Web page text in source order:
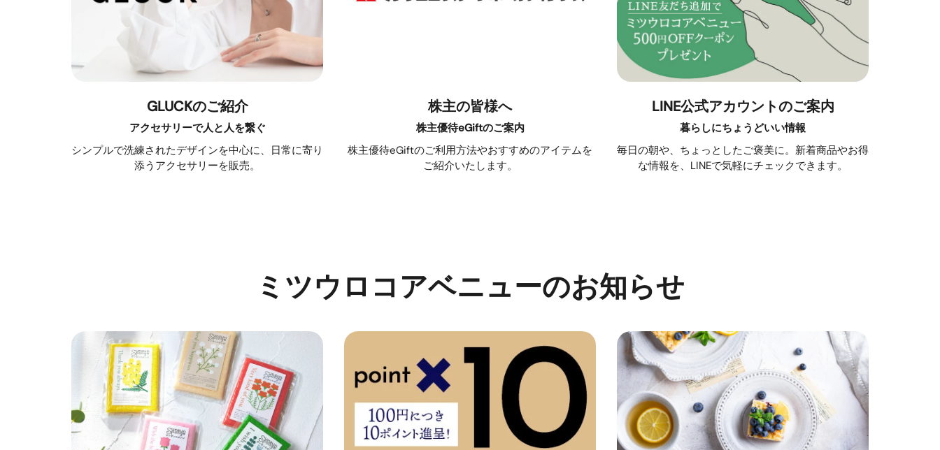
GLUCKのご紹介
アクセサリーで人と人を繋ぐ
シンプルで洗練されたデザインを中心に、日常に寄り
添うアクセサリーを販売。
株主の皆様へ
株主優待eGiftのご案内
株主優待eGiftのご利用方法やおすすめのアイテムを
ご紹介いたします。
LINE公式アカウントのご案内
暮らしにちょうどいい情報
毎日の朝や、ちょっとしたご褒美に。新着商品やお得
な情報を、LINEで気軽にチェックできます。
ミツウロコアベニューのお知らせ